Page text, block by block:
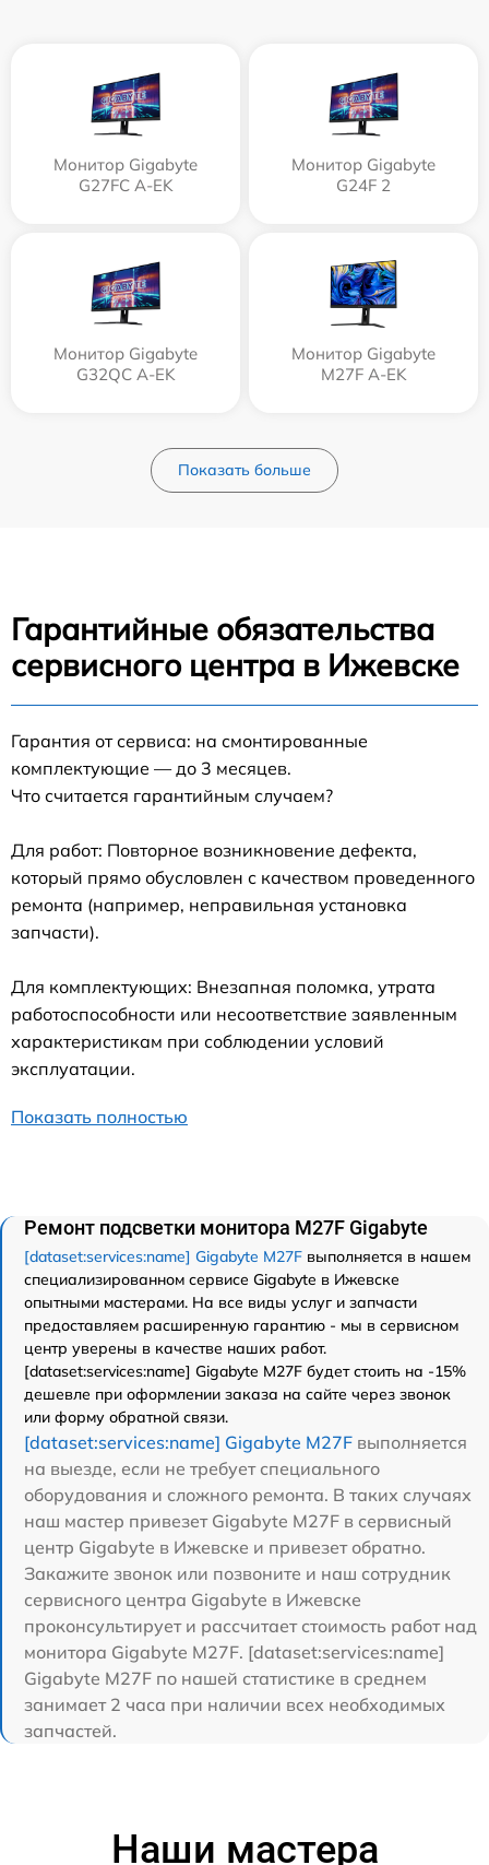
Монитор Gigabyte
G27FC A-EK
Монитор Gigabyte
G24F 2
Монитор Gigabyte
G32QC A-EK
Монитор Gigabyte
M27F A-EK
Показать больше
Гарантийные обязательства
сервисного центра в Ижевске
Гарантия от сервиса: на смонтированные
комплектующие — до 3 месяцев.
Что считается гарантийным случаем?
Для работ: Повторное возникновение дефекта,
который прямо обусловлен с качеством проведенного
ремонта (например, неправильная установка
запчасти).
Для комплектующих: Внезапная поломка, утрата
работоспособности или несоответствие заявленным
характеристикам при соблюдении условий
эксплуатации.
Показать полностью
Ремонт подсветки монитора M27F Gigabyte
[dataset:services:name] Gigabyte M27F выполняется в нашем
специализированном сервисе Gigabyte в Ижевске
опытными мастерами. На все виды услуг и запчасти
предоставляем расширенную гарантию - мы в сервисном
центр уверены в качестве наших работ.
[dataset:services:name] Gigabyte M27F будет стоить на -15%
дешевле при оформлении заказа на сайте через звонок
или форму обратной связи.
[dataset:services:name] Gigabyte M27F выполняется
на выезде, если не требует специального
оборудования и сложного ремонта. В таких случаях
наш мастер привезет Gigabyte M27F в сервисный
центр Gigabyte в Ижевске и привезет обратно.
Закажите звонок или позвоните и наш сотрудник
сервисного центра Gigabyte в Ижевске
проконсультирует и рассчитает стоимость работ над
монитора Gigabyte M27F. [dataset:services:name]
Gigabyte M27F по нашей статистике в среднем
занимает 2 часа при наличии всех необходимых
запчастей.
Наши мастера